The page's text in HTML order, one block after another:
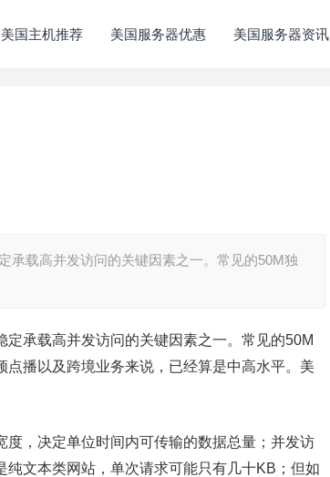
美国主机推荐 美国服务器优惠 美国服务器资讯
承载高并发访问的关键因素之一。常见的50M独
承载高并发访问的关键因素之一。常见的50M
播以及跨境业务来说，已经算是中高水平。美
，决定单位时间内可传输的数据总量；并发访
文本类网站，单次请求可能只有几十KB；但如